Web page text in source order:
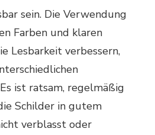
sein. Die Verwendung
Farben und klaren
Lesbarkeit verbessern,
ist ratsam, regelmäßig
Schilder in gutem
verblasst oder